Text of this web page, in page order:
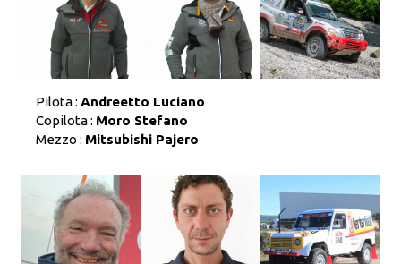
Pilota : Andreetto Luciano
Copilota : Moro Stefano
Mezzo : Mitsubishi Pajero